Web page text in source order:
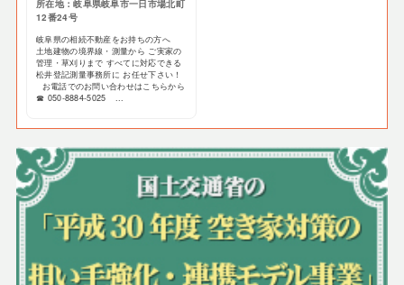
所在地：岐阜県岐阜市一日市場北町
12番24号
岐阜県の相続不動産をお持ちの方へ
土地建物の境界線・測量から ご実家の
管理・草刈りまで すべてに対応できる
松井登記測量事務所に お任せ下さい！
お電話でのお問い合わせはこちらから
☎ 050-8884-5025 ...